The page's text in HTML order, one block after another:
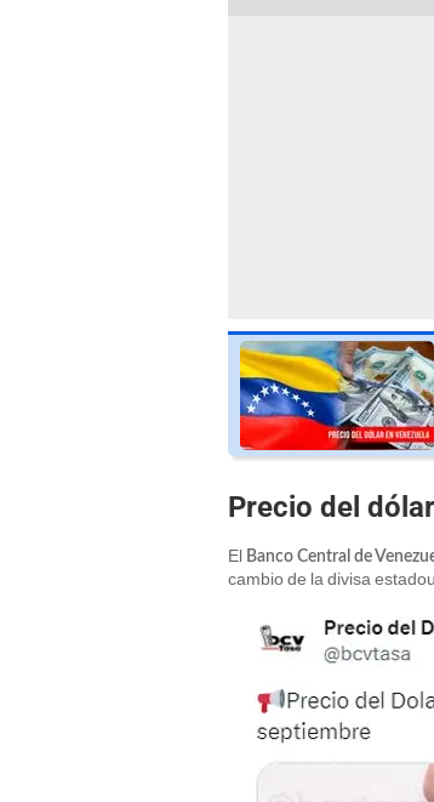
Precio del
El Banco Central de
cambio de la divisa